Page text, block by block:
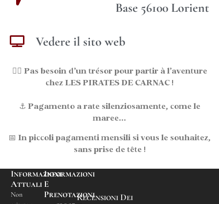
Base 56100 Lorient
Vedere il sito web
🏴‍☠️ Pas besoin d’un trésor pour partir à l’aventure
chez LES PIRATES DE CARNAC !
⚓ Pagamento a rate silenziosamente, come le
maree...
📅 In piccoli pagamenti mensili si vous le souhaitez,
sans prise de tête !
Informazioni
E
Prenotazioni
Informazioni
Attuali
Non
Recensioni Dei